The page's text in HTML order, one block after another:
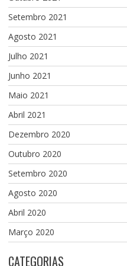
Setembro 2021
Agosto 2021
Julho 2021
Junho 2021
Maio 2021
Abril 2021
Dezembro 2020
Outubro 2020
Setembro 2020
Agosto 2020
Abril 2020
Março 2020
CATEGORIAS